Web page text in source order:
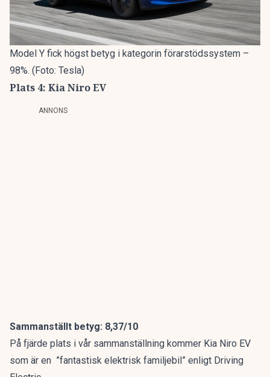
Model Y fick högst betyg i kategorin förarstödssystem –
98%. (Foto: Tesla)
Plats 4: Kia Niro EV
ANNONS
Sammanställt betyg: 8,37/10
På fjärde plats i vår sammanställning kommer Kia Niro EV
som är en ”fantastisk elektrisk familjebil” enligt Driving